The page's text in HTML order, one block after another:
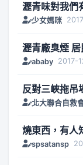
瀝青味對我們
少女媽咪
瀝青廠臭煙
ababy 2017-
反對三峽拖吊
北大聯合自救
燒東西，有人
spsatansp